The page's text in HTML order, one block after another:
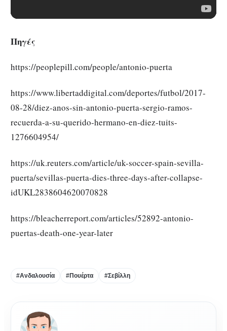
Πηγές
https://peoplepill.com/people/antonio-puerta
https://www.libertaddigital.com/deportes/futbol/2017-
08-28/diez-anos-sin-antonio-puerta-sergio-ramos-
recuerda-a-su-querido-hermano-en-diez-tuits-
1276604954/
https://uk.reuters.com/article/uk-soccer-spain-sevilla-
puerta/sevillas-puerta-dies-three-days-after-collapse-
idUKL2838604620070828
https://bleacherreport.com/articles/52892-antonio-
puertas-death-one-year-later
#Ανδαλουσία #Πουέρτα #Σεβίλλη